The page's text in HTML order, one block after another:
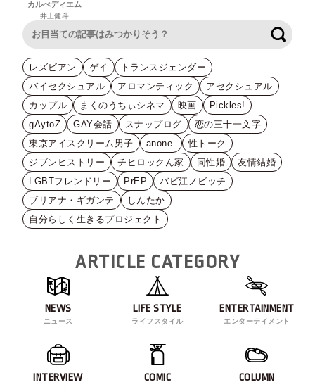
カルぺディエム
井上健斗
レズビアン ゲイ
トランスジェンダー
バイセクシュアル
アロマンティック
アセクシュアル
カップル
まくのうちぃシネマ 映画
Pickles!
gAytoZ
GAY会話 スナップログ
恋の三十一文字
東京アイスクリーム男子
anone.
性トーク
ジブンヒストリー
チヒロックん家 同性婚
友情結婚
LGBTフレンドリー
PrEP
バビ江ノビッチ
ブリアナ・ギガンテ
しんたか
自分らしく生きるプロジェクト
ARTICLE CATEGORY
NEWS
ニュース
LIFE STYLE
ライフスタイル
ENTERTAINMENT
エンターテイメント
INTERVIEW COMIC COLUMN